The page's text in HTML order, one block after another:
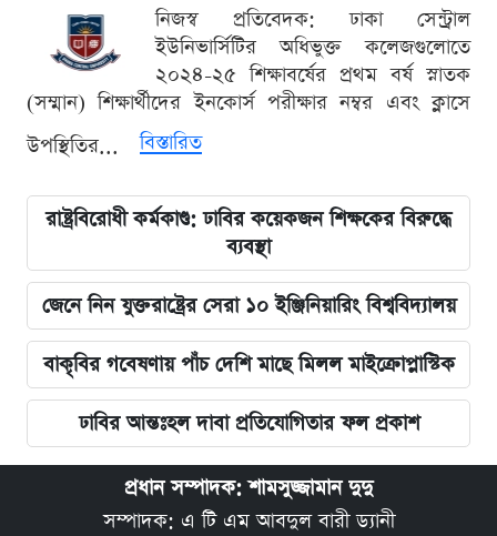
নিজস্ব প্রতিবেদক: ঢাকা সেন্ট্রাল
ইউনিভার্সিটির অধিভুক্ত কলেজগুলোতে
২০২৪-২৫ শিক্ষাবর্ষের প্রথম বর্ষ স্নাতক
(সম্মান) শিক্ষার্থীদের ইনকোর্স পরীক্ষার নম্বর এবং ক্লাসে
উপস্থিতির...
বিস্তারিত
রাষ্ট্রবিরোধী কর্মকাণ্ড: ঢাবির কয়েকজন শিক্ষকের বিরুদ্ধে
ব্যবস্থা
জেনে নিন যুক্তরাষ্ট্রের সেরা ১০ ইঞ্জিনিয়ারিং বিশ্ববিদ্যালয়
বাকৃবির গবেষণায় পাঁচ দেশি মাছে মিলল মাইক্রোপ্লাস্টিক
ঢাবির আন্তঃহল দাবা প্রতিযোগিতার ফল প্রকাশ
প্রধান সম্পাদক: শামসুজ্জামান দুদু
সম্পাদক: এ টি এম আবদুল বারী ড্যানী